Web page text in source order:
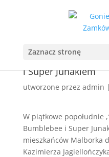
Zaznacz stronę
i Super Junakiem
utworzone przez admin |
W piątkowe popołudnie
Bumblebee i Super
mieszkańców Malborka
Kazimierza